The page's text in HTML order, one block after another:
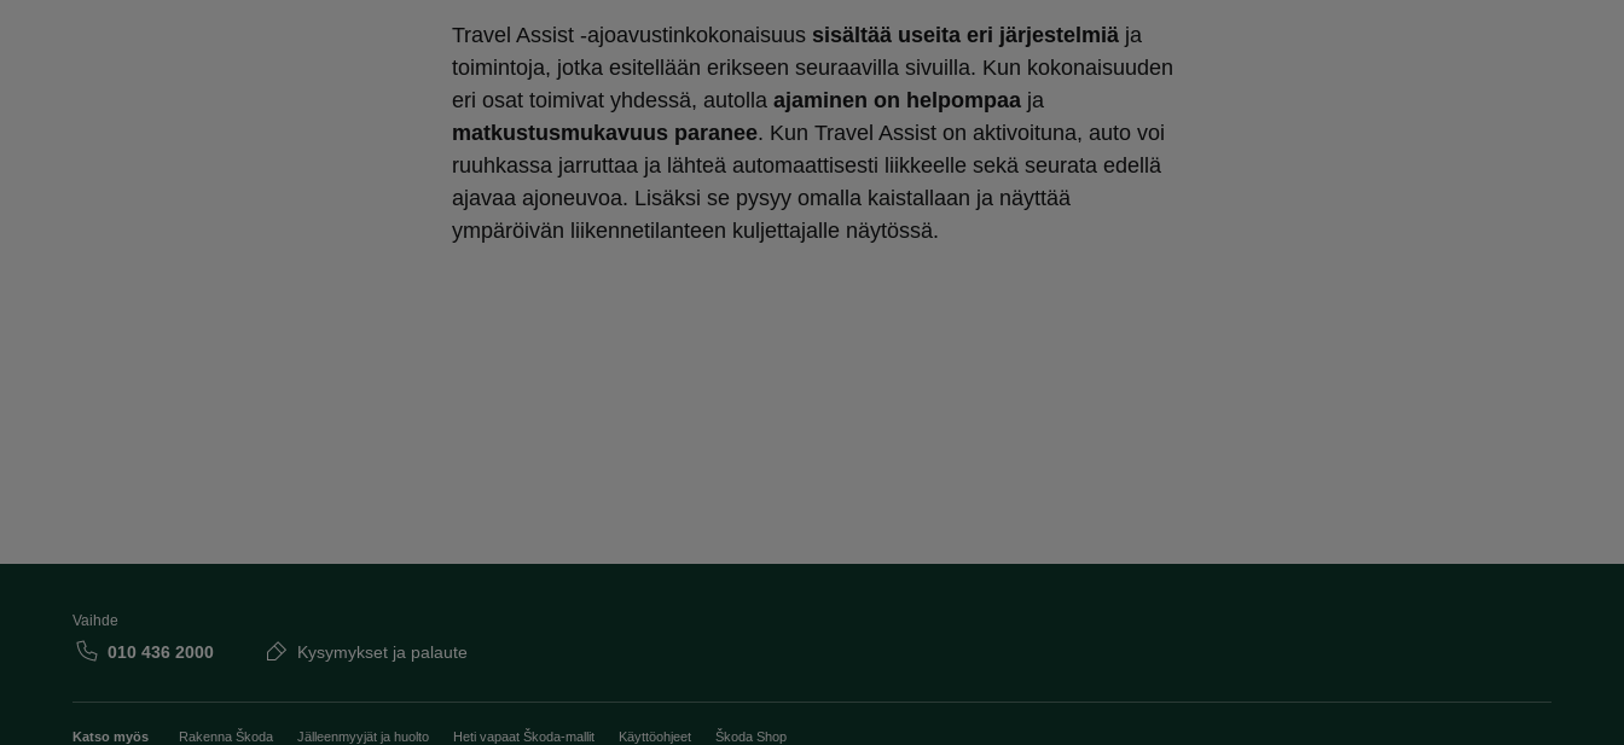
Travel Assist -ajoavustinkokonaisuussisältää useita eri järjestelmiäja
toimintoja, jotka esitellään erikseen seuraavilla sivuilla. Kun kokonaisuuden
eri osat toimivat yhdessä, autolla ajaminen on helpompaaja
matkustusmukavuus paranee. Kun Travel Assist on aktivoituna, auto voi
ruuhkassa jarruttaa ja lähteä automaattisesti liikkeelle sekä seurata edellä
ajavaa ajoneuvoa. Lisäksi se pysyy omalla kaistallaan ja näyttää
ympäröivän liikennetilanteen kuljettajalle näytössä.
Vaihde
010 436 2000 Kysymykset ja palaute
Katso myös Rakenna Škoda Jälleenmyyjät ja huolto Heti vapaat Škoda-mallit Käyttöohjeet Škoda Shop